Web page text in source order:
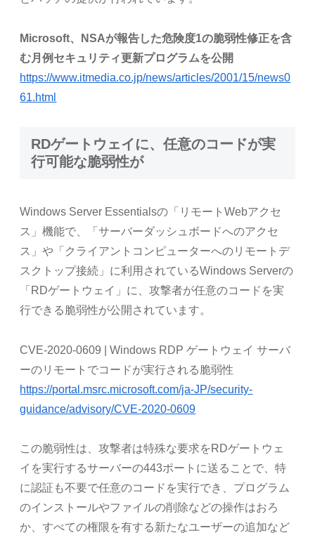
Microsoft、NSAが報告した危険度1の脆弱性修正を含
む月例セキュリティ更新プログラムを公開
https://www.itmedia.co.jp/news/articles/2001/15/news0
61.html
RDゲートウェイに、任意のコードが実
行可能な脆弱性が
Windows Server Essentialsの「リモートWebアクセ
ス」機能で、「サーバーダッシュボードへのアクセ
ス」や「クライアントコンピューターへのリモートデ
スクトップ接続」に利用されているWindows Serverの
「RDゲートウェイ」に、攻撃者が任意のコードを実
行できる脆弱性が公開されています。
CVE-2020-0609 | Windows RDP ゲートウェイ サーバ
ーのリモートでコードが実行される脆弱性
https://portal.msrc.microsoft.com/ja-JP/security-
guidance/advisory/CVE-2020-0609
この脆弱性は、攻撃者は特殊な要求をRDゲートウェ
イを実行するサーバーの443ポートに送ることで、特
に認証も不要で任意のコードを実行でき、プログラム
のインストールやファイルの削除などの操作はおろ
か、すべての権限を有する新たなユーザーの追加など